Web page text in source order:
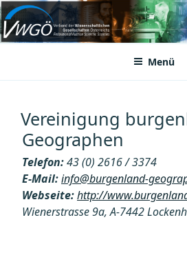
Zum
Inhalt
springenVWGÖ
Federation of Austrian Scientific
Menü
Vereinigung
Geographen
Telefon:43 (0) 2616 / 3374
E-Mail:info@burgenland-
Webseite:http://
Wienerstrasse 9a, A-7442